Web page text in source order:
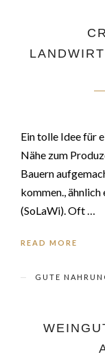
Ein tolle Idee für
Nähe zum
Bauern
kommen.,
(SoLaWi). Oft …
READ MORE
GUTE